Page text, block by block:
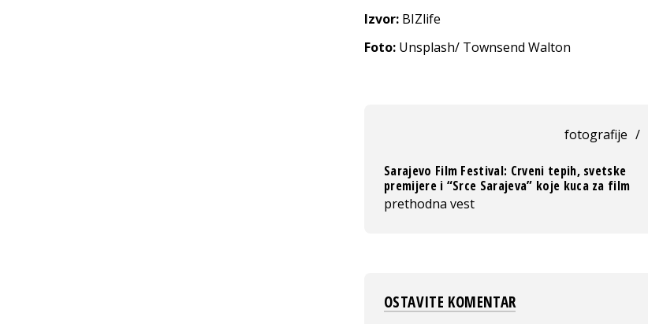
Izvor: BIZlife
Foto: Unsplash/ Townsend Walton
fotografije /
Sarajevo Film Festival: Crveni tepih, svetske
premijere i “Srce Sarajeva” koje kuca za film
prethodna vest
OSTAVITE KOMENTAR